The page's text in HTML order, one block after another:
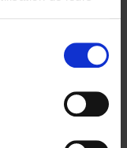
like a